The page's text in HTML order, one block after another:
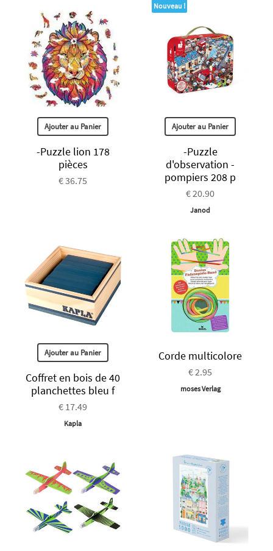
Ajouter au Panier
-Puzzle lion 178
pièces
€ 36.75
Nouveau !
Ajouter au Panier
-Puzzle
d'observation -
pompiers 208 p
€ 20.90
Janod
Ajouter au Panier
Coffret en bois de 40
planchettes bleu f
€ 17.49
Kapla
Corde multicolore
€ 2.95
moses Verlag